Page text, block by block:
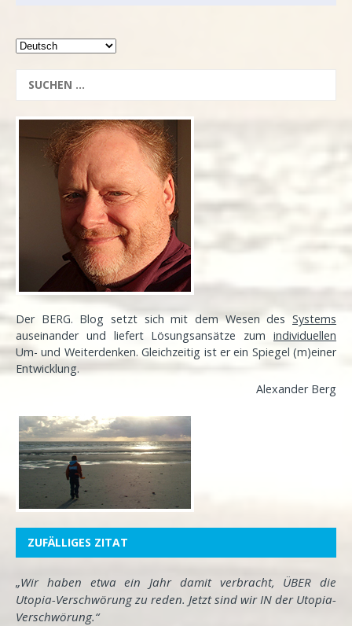
Der BERG. Blog setzt sich mit dem Wesen des Systems
auseinander und liefert Lösungsansätze zum individuellen
Um- und Weiterdenken. Gleichzeitig ist er ein Spiegel (m)einer
Entwicklung.
Alexander Berg
ZUFÄLLIGES ZITAT
„Wir haben etwa ein Jahr damit verbracht, ÜBER die
Utopia-Verschwörung zu reden. Jetzt sind wir IN der Utopia-
Verschwörung.“